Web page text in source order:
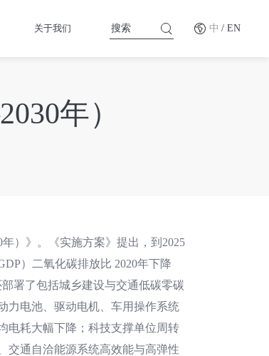
关于我们 中 / EN
年）
）》。《实施方案》提出，到2025
）二氧化碳排放比 2020年下降
署了包括城乡建设与交通低碳零碳
力电池、驱动电机、车用操作系统
电耗大幅下降；科技支撑单位周转
交通自洽能源系统高效能与高弹性